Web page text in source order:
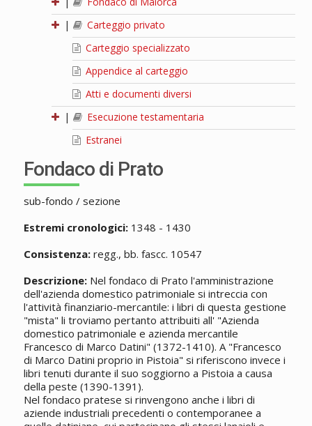
|
Carteggio privato
Carteggio specializzato
Appendice al carteggio
Atti e documenti diversi
|
Esecuzione testamentaria
Estranei
Fondaco di Prato
sub-fondo / sezione
Estremi cronologici:1348 - 1430
Consistenza:regg., bb. fascc. 10547
Descrizione:Nel fondaco di Prato l'amministrazione
dell'azienda domestico patrimoniale si intreccia con
l'attività finanziario-mercantile: i libri di questa gestione
"mista" li troviamo pertanto attribuiti all' "Azienda
domestico patrimoniale e azienda mercantile
Francesco di Marco Datini" (1372-1410). A "Francesco
di Marco Datini proprio in Pistoia" si riferiscono invece i
libri tenuti durante il suo soggiorno a Pistoia a causa
della peste (1390-1391).
Nel fondaco pratese si rinvengono anche i libri di
aziende industriali precedenti o contemporanee a